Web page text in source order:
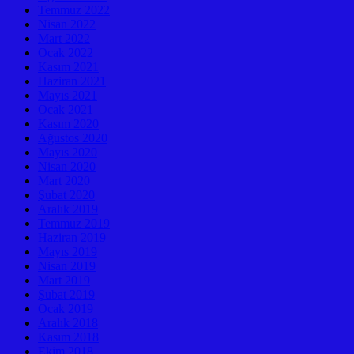
Temmuz 2022
Nisan 2022
Mart 2022
Ocak 2022
Kasım 2021
Haziran 2021
Mayıs 2021
Ocak 2021
Kasım 2020
Ağustos 2020
Mayıs 2020
Nisan 2020
Mart 2020
Şubat 2020
Aralık 2019
Temmuz 2019
Haziran 2019
Mayıs 2019
Nisan 2019
Mart 2019
Şubat 2019
Ocak 2019
Aralık 2018
Kasım 2018
Ekim 2018